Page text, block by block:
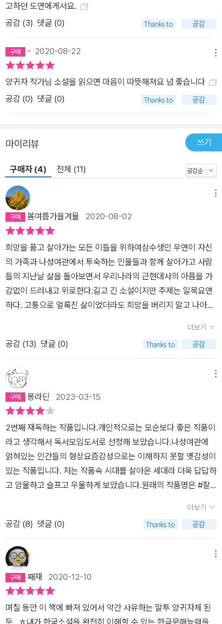
고하던 도연에게서요.
공감 (3) 댓글 (0)
- 2020-08-22
양귀자 작가님 소설을 읽으면 마음이 따뜻해져요 넘 좋습니다
공감 (0) 댓글 (0)
마이리뷰 쓰기
구매자 (4) 전체 (11)
봄여름가을겨울 2020-08-02
희망을 품고 살아가는 모든 이들을 위하여삼수생인 우연이 자신
의 가족과 나성여관에서 투숙하는 인물들과 함께 살아가고 사람
들의 지난날 삶을 돌아보면서 우리나라의 근현대사의 아픔을 가
감없이 드러내고 위로한다.길고 긴 소설이지만 주제는 일목요연
하다. 고통으로 얼룩진 삶이었더라도 희망을 버리지 말고 나아가
하자는 것. 책을 다 읽은 후 작가가 소리높여 말하고자 하는 것들
이 내 가슴을 제대로 관통해서 지나가버리는 기분이었다. 우리나
라의 근현대사를 이루는 많은 사람들의 아픔과 고통을 따스하게
위로하는 책이라서 읽으면서도 눈물이 계속 나왔다.우연은 삼수
생이고 그마저도 대학진학을 포기해버린, 나성여관의 두 번째 아
들이다. 나성여관은 매우 허름하고 다 쓰러져가는 닳디 닳은 여인
다.그 시대 흔히 일컬어졌던 가장의 책임을 모두 벗어 던지고 여
관 아랫목을 차지해 하루종일 빈둥대는 아버지, 그런 아버지 대신
실질적인 가장의 무게를 짊어지고 생계를 꾸려서 호랑이가 돼버
린 어머니, 현실적인 것에 안주하지 않고 세상의 부조리함과 맞서
싸우는 것을 택한 운동권 첫째 형, 보이는 색깔과 비싼 것들에만
정신이 팔려버린 누나가 우연의 가족이다.평생을 빈둥대는 아버
지와 데모에 정신이 팔려 밖으로만 내도는 형이 못마땅한 어머니
다. 그렇지 않아도 술취한 사람들과 진상손님이 많은 여관장사에
서 가족들마저 눈을 마주치면 으르렁대기 일쑤이니 나성여관은
항상 부산스러운 곳이었다. 게다가 대학을 포기하고 운동권의 길
로 들어선 형을 어머니는 사람 취급도 하지 않으니, 그 속에서 우
연이 기댈 곳은 일심동체인 것처럼 마음이 잘 통하는 누나뿐이다.
하지만 언젠가부터 누나는 매우 위험한 길로 들어서고 있었다. 백
더보기
공감 (13) 댓글 (0)
몽라딘 2023-03-15
2번째 재독하는 작품입니다.개인적으로는 모순보다 좋은 작품이
라고 생각해서 독서모임도서로 선정해 보았습니다.나성여관에
얽혀있는 인간들의 형상요즘감성으로는 이해하지 못할 옛감성이
있는 작품입니다. 저는 작품속 시대를 살아온 세대라 더욱 답답하
고 암울하고 슬프고 우울하게 보았습니다.원래의 작품명은 #잘
소설에 나오는 사람들은 하나같이 소외당하고 이용당하고 절망
하는 사람만 나옵니다. 희망이라는 제목이지만 희망을 찾아볼 수
없습니다. 하지만 희망이라는게 좋은것만이 희망일까요. 주인공
들의 절망적인 삶의 모습에 희망이 있는건 아닐까요. 희망이란 꿈
꾸는게 아니고 그냥 우리의 삶과 함께 하는거라고..절망속에 희망
이 있는게 아닌 희망속에 절망이 있을뿐이라고.
더보기
공감 (8) 댓글 (0)
째재 2020-12-10
며칠 동안 이 책에 빠져 있어서 약간 사유하는 말투 양귀자체 된
듯 ..ㅎ내가 한국소설을 완전히 이해할 수 있는 한글문해능력을